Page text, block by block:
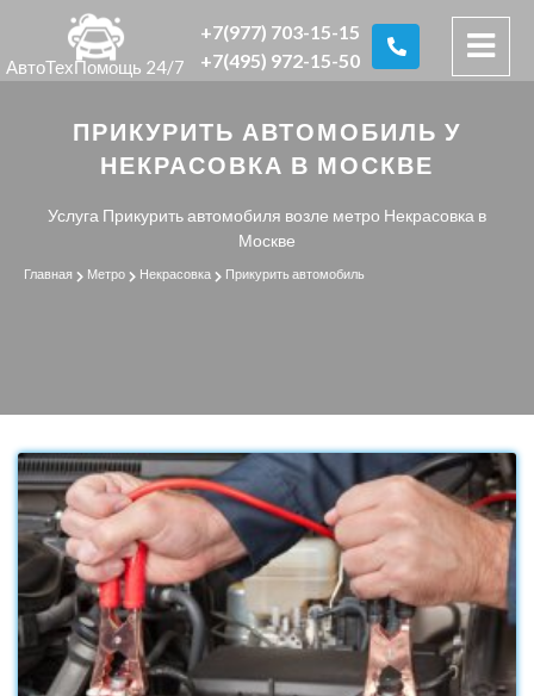
АвтоТехПомощь 24/7
+7(977) 703-15-15
+7(495) 972-15-50
ПРИКУРИТЬ АВТОМОБИЛЬ У
НЕКРАСОВКА В МОСКВЕ
Услуга Прикурить автомобиля возле метро Некрасовка в
Москве
Главная Метро Некрасовка Прикурить автомобиль